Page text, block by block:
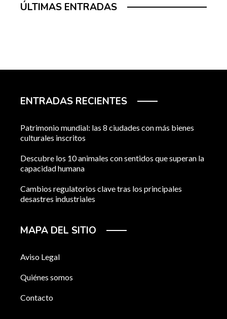
ÚLTIMAS ENTRADAS
ENTRADAS RECIENTES
Patrimonio mundial: las 8 ciudades con más bienes
culturales inscritos
Descubre los 10 animales con sentidos que superan la
capacidad humana
Cambios regulatorios clave tras los principales
desastres industriales
MAPA DEL SITIO
Aviso Legal
Quiénes somos
Contacto